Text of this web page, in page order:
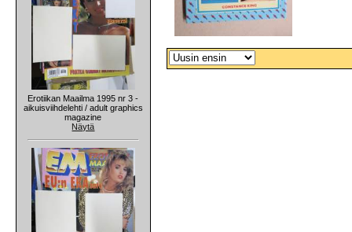
Erotiikan Maailma 1995 nr 3 -
aikuisviihdelehti / adult graphics
magazine
Näytä